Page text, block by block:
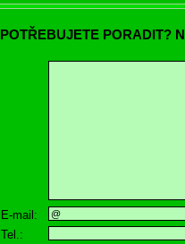
POTŘEBUJETE PORADIT?
E-mail:
Tel.: